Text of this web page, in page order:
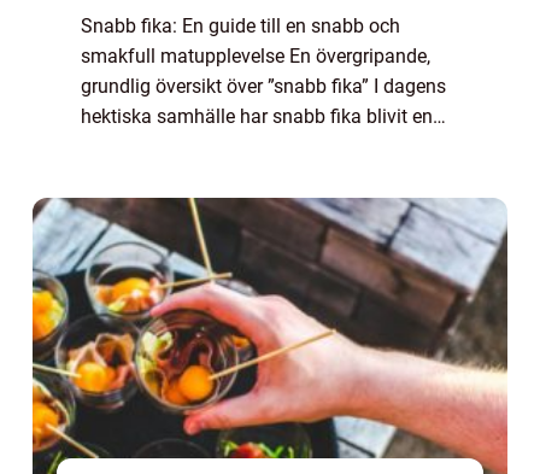
Snabb fika: En guide till en snabb och
smakfull matupplevelse En övergripande,
grundlig översikt över ”snabb fika” I dagens
hektiska samhälle har snabb fika blivit en